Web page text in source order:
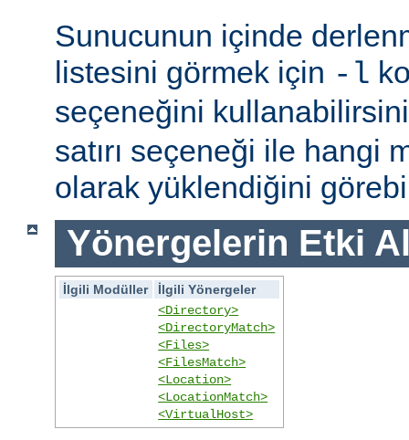
Sunucunun içinde
listesini görmek için -l
seçeneğini
satırı seçeneği ile hangi
olarak yüklendiğini
Yönergelerin Etki
İlgili Modüller
İlgili Yönergeler
<Directory>
<DirectoryMatch>
<Files>
<FilesMatch>
<Location>
<LocationMatch>
<VirtualHost>